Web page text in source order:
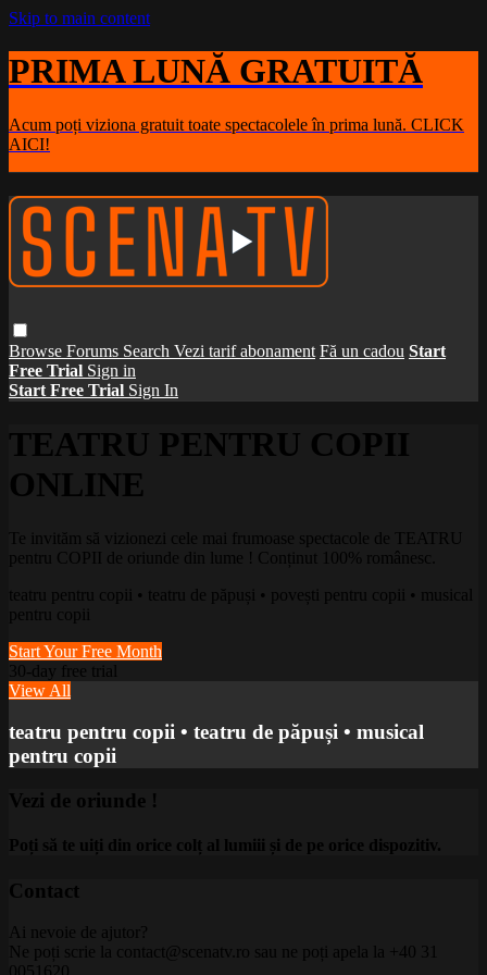
Skip to main content
PRIMA LUNĂ GRATUITĂ
Acum poți viziona gratuit toate spectacolele în prima lună. CLICK
AICI!
Browse Forums Search Vezi tarif abonament Fă un cadou Start
Free Trial Sign in
Start Free Trial Sign In
TEATRU PENTRU COPII
ONLINE
Te invităm să vizionezi cele mai frumoase spectacole de TEATRU
pentru COPII de oriunde din lume ! Conținut 100% românesc.
teatru pentru copii • teatru de păpuși • povești pentru copii • musical
pentru copii
Start Your Free Month
30-day free trial
View All
teatru pentru copii • teatru de păpuși • musical
pentru copii
Vezi de oriunde !
Poți să te uiți din orice colț al lumiii și de pe orice dispozitiv.
Contact
Ai nevoie de ajutor?
Ne poți scrie la contact@scenatv.ro sau ne poți apela la +40 31